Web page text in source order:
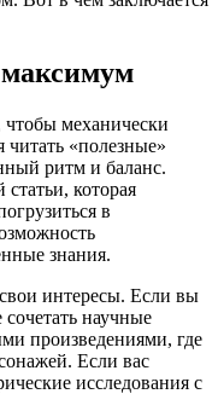
чтобы механически
читать «полезные»
ритм и баланс.
которая
в
знания.
интересы. Если вы
сочетать научные
произведениями, где
Если вас
исследования с